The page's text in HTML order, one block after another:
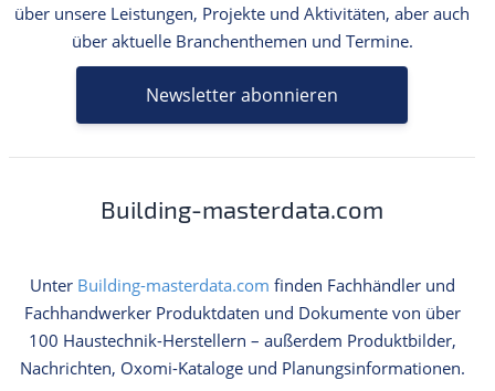
über unsere Leistungen, Projekte und Aktivitäten, aber auch
über aktuelle Branchenthemen und Termine.
Newsletter abonnieren
Building-masterdata.com
Unter Building-masterdata.com finden Fachhändler und
Fachhandwerker Produktdaten und Dokumente von über
100 Haustechnik-Herstellern – außerdem Produktbilder,
Nachrichten, Oxomi-Kataloge und Planungsinformationen.